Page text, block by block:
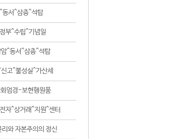
동서^삼층^석탑
부^수립^기념일
^동서^삼층^석탑
고^불성실^가산세
엄경-보현행원품
자^상거래^지원^센터
와 자본주의의 정신